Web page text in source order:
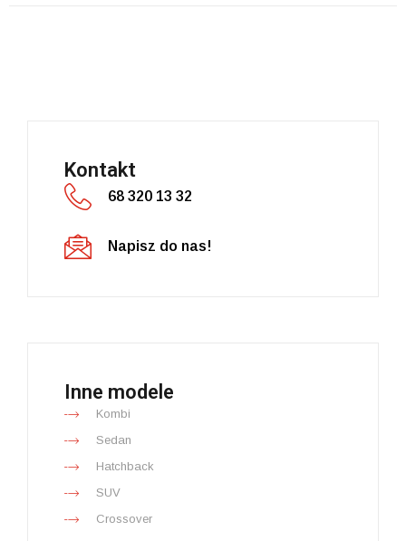
Kontakt
68 320 13 32
Napisz do nas!
Inne modele
Kombi
Sedan
Hatchback
SUV
Crossover